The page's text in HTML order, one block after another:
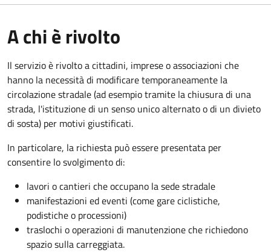
A chi è rivolto
Il servizio è rivolto a cittadini, imprese o associazioni che
hanno la necessità di modificare temporaneamente la
circolazione stradale (ad esempio tramite la chiusura di una
strada, l'istituzione di un senso unico alternato o di un divieto
di sosta) per motivi giustificati.
In particolare, la richiesta può essere presentata per
consentire lo svolgimento di:
lavori o cantieri che occupano la sede stradale
manifestazioni ed eventi (come gare ciclistiche,
podistiche o processioni)
traslochi o operazioni di manutenzione che richiedono
spazio sulla carreggiata.